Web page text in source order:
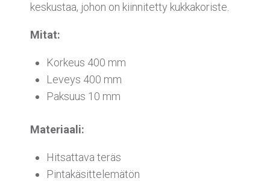
keskustaa, johon on kiinnitetty kukkakoriste.
Mitat:
Korkeus 400 mm
Leveys 400 mm
Paksuus 10 mm
Materiaali:
Hitsattava teräs
Pintakäsittelemätön